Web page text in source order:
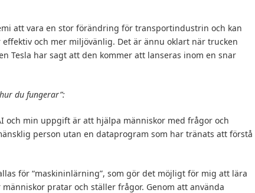
att vara en stor förändring för transportindustrin och kan
och mer miljövänlig. Det är ännu oklart när trucken
Tesla har sagt att den kommer att lanseras inom en snar
du fungerar”:
och min uppgift är att hjälpa människor med frågor och
person utan en dataprogram som har tränats att förstå
för “maskininlärning”, som gör det möjligt för mig att lära
pratar och ställer frågor. Genom att använda